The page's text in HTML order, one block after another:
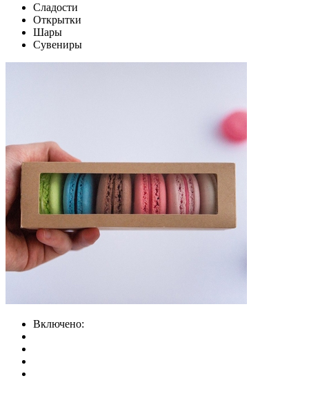
Сладости
Открытки
Шары
Сувениры
Включено: